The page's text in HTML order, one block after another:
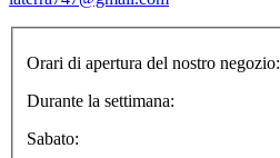
Orari di apertura del nostro negozio:
Durante la settimana:
Sabato: